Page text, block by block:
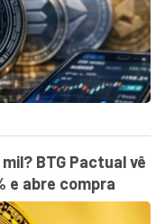
BTG Pactual vê
e abre compra